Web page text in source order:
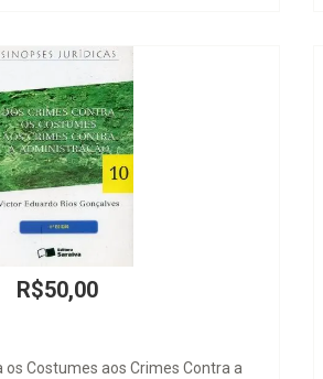
R$40,00
A Base de Cálculo Revisitada